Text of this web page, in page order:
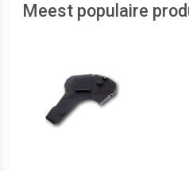
Meest populaire